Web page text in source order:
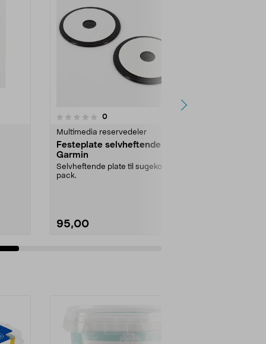
0anmeldelser
Multimedia reservedeler
Festeplate selvheftende
Garmin
Selvheftende plate til sugekopp. 2-
pack.
95,00
4.5av 5 stjerner